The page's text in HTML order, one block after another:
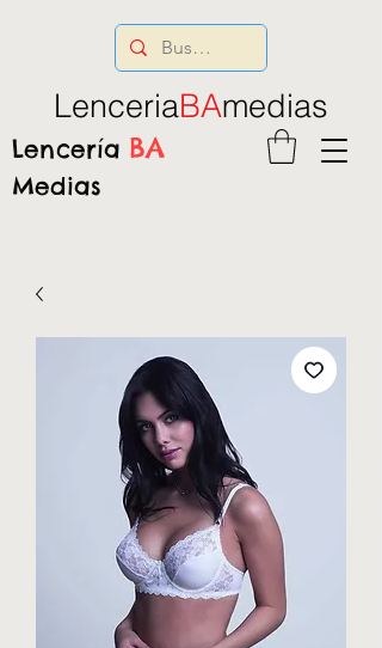
Lencería BA
Medias
LenceriaBAmedias